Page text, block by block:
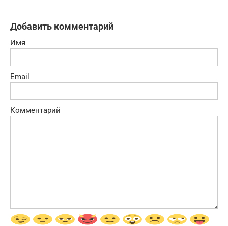
Добавить комментарий
Имя
Email
Комментарий